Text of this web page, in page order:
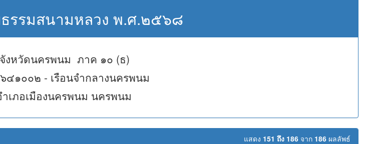
รรมสนามหลวง พ.ศ.๒๕๖๘
งหวัดนครพนม ภาค ๑๐ (ธ)
๔๑๐๐๒ - เรือนจำกลางนครพนม
เภอเมืองนครพนม นครพนม
แสดง 151 ถึง 186 จาก 186 ผลลัพธ์